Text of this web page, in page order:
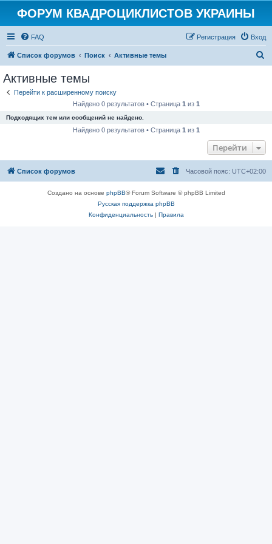
ФОРУМ КВАДРОЦИКЛИСТОВ УКРАИНЫ
FAQ Вход
Регистрация
Список форумов Поиск Активные темы
Активные темы
Перейти к расширенному поиску
Найдено 0 результатов • Страница 1 из 1
Подходящих тем или сообщений не найдено.
Найдено 0 результатов • Страница 1 из 1
Перейти
Список форумов Часовой пояс: UTC+02:00
Создано на основе phpBB® Forum Software © phpBB Limited
Русская поддержка phpBB
Конфиденциальность| Правила